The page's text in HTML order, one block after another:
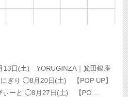
13日(土) YORUGINZA｜箕田銀座
にぎり ◯8月20日(土) 【POP UP】
ぃーと ◯8月27日(土) 【PO…